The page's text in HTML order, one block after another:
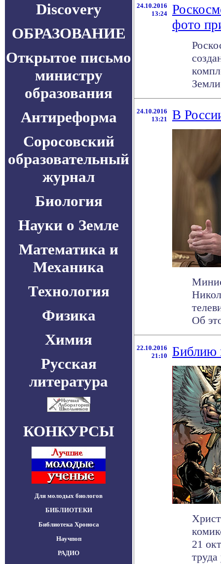
Discovery
ОБРАЗОВАНИЕ
Открытое письмо
министру
образования
Антиреформа
Соросовский
образовательный
журнал
Биология
Науки о Земле
Математика и
Механика
Технология
Физика
Химия
Русская
литература
КОНКУРСЫ
Для молодых биологов
БИБЛИОТЕКИ
Библиотека Хроноса
Научпоп
РАДИО
24.10.2016
13:24
фото
24.10.2016
13:21
В
Об
22.10.2016
21:10
Библию
21